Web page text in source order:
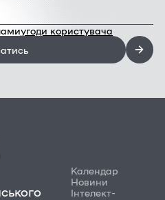
угоди користувача
Календар
Новини
Інтелект-